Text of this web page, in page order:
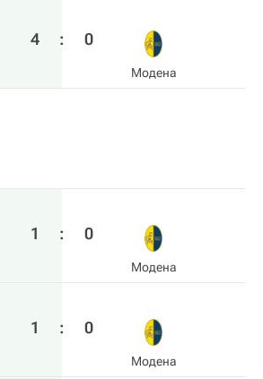
4 : 0
Модена
1 : 0
Модена
1 : 0
Модена